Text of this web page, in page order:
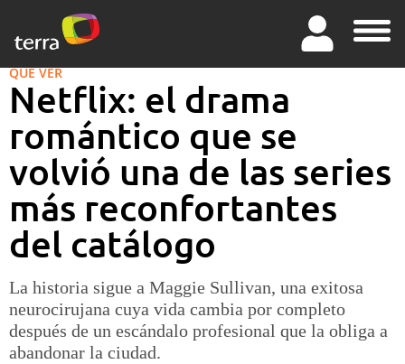
QUÉ VER
Netflix: el drama
romántico que se
volvió una de las series
más reconfortantes
del catálogo
La historia sigue a Maggie Sullivan, una exitosa
neurocirujana cuya vida cambia por completo
después de un escándalo profesional que la obliga a
abandonar la ciudad.